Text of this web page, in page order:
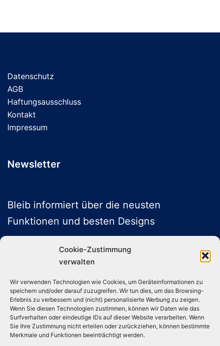
Cookie-Zustimmung
verwalten
Wir verwenden Technologien wie Cookies, um Geräteinformationen zu
speichern und/oder darauf zuzugreifen. Wir tun dies, um das Browsing-
Erlebnis zu verbessern und (nicht) personalisierte Werbung zu zeigen.
Wenn Sie diesen Technologien zustimmen, können wir Daten wie das
Surfverhalten oder eindeutige IDs auf dieser Website verarbeiten. Wenn
Sie Ihre Zustimmung nicht erteilen oder zurückziehen, können bestimmte
Merkmale und Funktionen beeinträchtigt werden.
Datenschutz
AGB
Haftungsausschluss
Kontakt
Impressum
Newsletter
Bleib informiert über die neusten
Funktionen und besten Designs
ABONNIEREN
Folge uns auf Social Media